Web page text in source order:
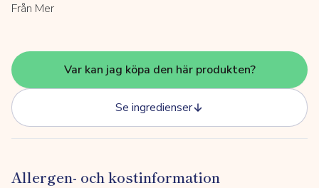
Från Mer
Var kan jag köpa den här produkten?
Se ingredienser
Allergen- och kostinformation